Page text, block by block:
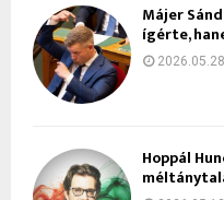
Májer
ígérte,
2026.05.28.
Hoppál